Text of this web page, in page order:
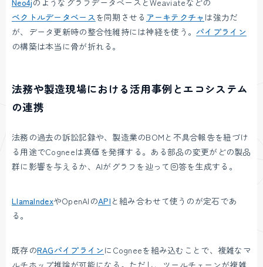
ベクトルデータベース を同期させる アーキテクチャ は強力だ
が、データ更新時の整合性維持には神経を使う。 パイプライン
の構築は本当に骨が折れる。
法務や製造現場における活用事例とエコシステム
の連携
法務の過去の訴訟記録や、製造業のBOMと不具合報告を紐づけ
る用途でCogneeは真価を発揮する。ある部品の変更がどの製品
群に影響を与えるか、AIがグラフを辿って回答を生成する。
LlamaIndexやOpenAIのAPI と組み合わせて使うのが定石であ
る。
既存のRAGパイプライン にCogneeを組み込むことで、複雑なマ
ルチホップ推論が可能になる。ただし、ツールチェーンが複雑